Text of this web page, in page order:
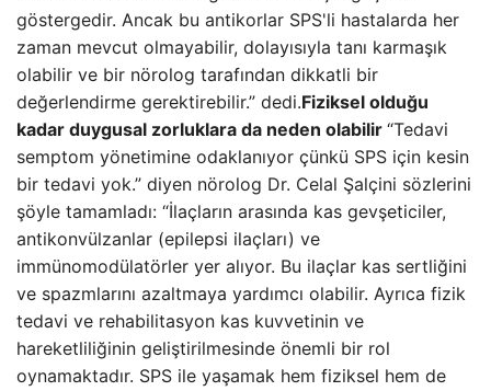
göstergedir. Ancak bu antikorlar SPS'li hastalarda her
zaman mevcut olmayabilir, dolayısıyla tanı karmaşık
olabilir ve bir nörolog tarafından dikkatli bir
değerlendirme gerektirebilir.” dedi.Fiziksel olduğu
kadar duygusal zorluklara da neden olabilir “Tedavi
semptom yönetimine odaklanıyor çünkü SPS için kesin
bir tedavi yok.” diyen nörolog Dr. Celal Şalçini sözlerini
şöyle tamamladı: “İlaçların arasında kas gevşeticiler,
antikonvülzanlar (epilepsi ilaçları) ve
immünomodülatörler yer alıyor. Bu ilaçlar kas sertliğini
ve spazmlarını azaltmaya yardımcı olabilir. Ayrıca fizik
tedavi ve rehabilitasyon kas kuvvetinin ve
hareketliliğinin geliştirilmesinde önemli bir rol
oynamaktadır. SPS ile yaşamak hem fiziksel hem de